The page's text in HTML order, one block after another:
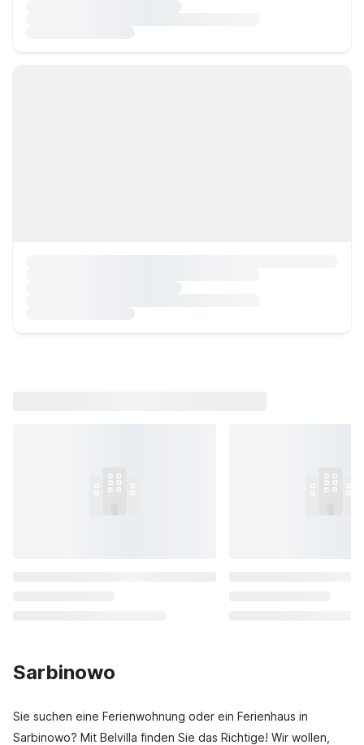
Sarbinowo
Sie suchen eine Ferienwohnung oder ein Ferienhaus in
Sarbinowo? Mit Belvilla finden Sie das Richtige! Wir wollen,